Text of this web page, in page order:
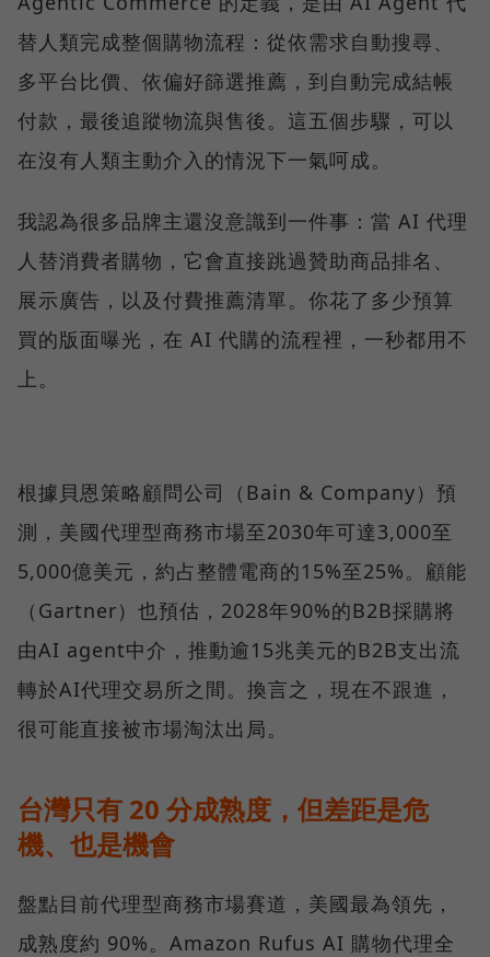
替人類完成整個購物流程：從依需求自動搜尋、
多平台比價、依偏好篩選推薦，到自動完成結帳
付款，最後追蹤物流與售後。這五個步驟，可以
在沒有人類主動介入的情況下一氣呵成。
我認為很多品牌主還沒意識到一件事：當 AI 代理
人替消費者購物，它會直接跳過贊助商品排名、
展示廣告，以及付費推薦清單。你花了多少預算
買的版面曝光，在 AI 代購的流程裡，一秒都用不
上。
根據貝恩策略顧問公司（Bain & Company）預
測，美國代理型商務市場至2030年可達3,000至
5,000億美元，約占整體電商的15%至25%。顧能
（Gartner）也預估，2028年90%的B2B採購將
由AI agent中介，推動逾15兆美元的B2B支出流
轉於AI代理交易所之間。換言之，現在不跟進，
很可能直接被市場淘汰出局。
台灣只有 20 分成熟度，但差距是危
機、也是機會
盤點目前代理型商務市場賽道，美國最為領先，
成熟度約 90%。Amazon Rufus AI 購物代理全